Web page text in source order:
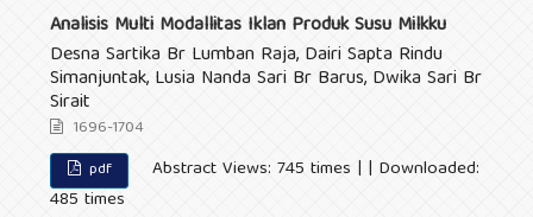
Analisis Multi Modallitas Iklan Produk Susu Milkku
Desna Sartika Br Lumban Raja, Dairi Sapta Rindu
Simanjuntak, Lusia Nanda Sari Br Barus, Dwika Sari Br
Sirait
1696-1704
pdf
Abstract Views: 745 times | | Downloaded:
485 times